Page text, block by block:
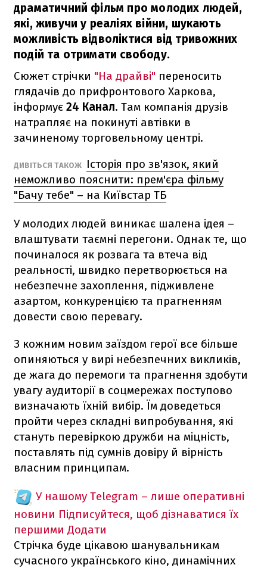
драматичний фільм про молодих людей,
які, живучи у реаліях війни, шукають
можливість відволіктися від тривожних
подій та отримати свободу.
Сюжет стрічки "На драйві" переносить
глядачів до прифронтового Харкова,
інформує 24 Канал. Там компанія друзів
натрапляє на покинуті автівки в
зачиненому торговельному центрі.
ДИВІТЬСЯ ТАКОЖ
Історія про зв'язок, який
неможливо пояснити: прем'єра фільму
"Бачу тебе" – на Київстар ТБ
У молодих людей виникає шалена ідея –
влаштувати таємні перегони. Однак те, що
починалося як розвага та втеча від
реальності, швидко перетворюється на
небезпечне захоплення, підживлене
азартом, конкуренцією та прагненням
довести свою перевагу.
З кожним новим заїздом герої все більше
опиняються у вирі небезпечних викликів,
де жага до перемоги та прагнення здобути
увагу аудиторії в соцмережах поступово
визначають їхній вибір. Їм доведеться
пройти через складні випробування, які
стануть перевіркою дружби на міцність,
поставлять під сумнів довіру й вірність
власним принципам.
У нашому Telegram – лише оперативні
новини Підписуйтеся, щоб дізнаватися їх
першими Додати
Стрічка буде цікавою шанувальникам
сучасного українського кіно, динамічних